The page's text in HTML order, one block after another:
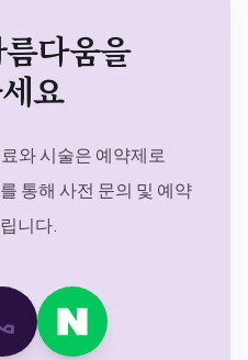
다움을
요
와 시술은 예약제로
통해 사전 문의 및 예약
니다.